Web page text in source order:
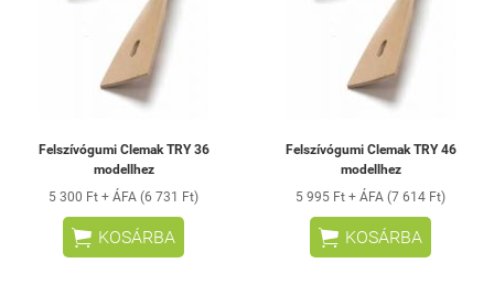
Felszívógumi Clemak TRY 36
modellhez
5 300 Ft + ÁFA (6 731 Ft)
 KOSÁRBA
Felszívógumi Clemak TRY 46
modellhez
5 995 Ft + ÁFA (7 614 Ft)
 KOSÁRBA